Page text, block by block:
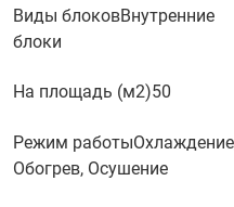
Виды блоковВнутренние
блоки
На площадь (м2)50
Режим работы
Обогрев, Осушение